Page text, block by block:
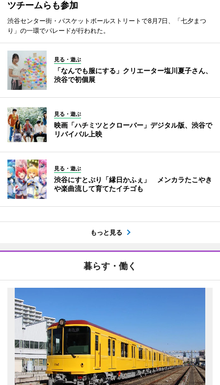
ツチームらも参加
渋谷センター街・バスケットボールストリートで8月7日、「七夕まつ
り」の一環でパレードが行われた。
見る・遊ぶ
「なんでも服にする」クリエーター塩川夏子さん、
渋谷で初個展
見る・遊ぶ
映画「ハチミツとクローバー」デジタル版、渋谷で
リバイバル上映
見る・遊ぶ
渋谷にすとぷり「縁日かふぇ」 メンカラたこやき
や楽曲流して育てたイチゴも
もっと見る
暮らす・働く